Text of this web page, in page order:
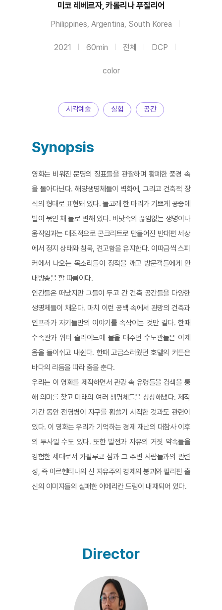
미코 레베르자, 카롤리나 푸질리어
Philippines, Argentina, South Korea
2021 60min 전체 DCP
color
시각예술 실험 공간
Synopsis
영화는 비워진 문명의 징표들을 관찰하며 황폐한 풍경 속
을 돌아다닌다. 해양생명체들이 벽화에, 그리고 건축적 장
식의 형태로 표현돼 있다. 돌고래 한 마리가 기쁘게 공중에
발이 묶인 채 돌로 변해 있다. 바닷속의 끊임없는 생명이나
움직임과는 대조적으로 콘크리트로 만들어진 반대편 세상
에서 정지 상태와 침묵, 견고함을 유지한다. 이따금씩 스피
커에서 나오는 목소리들이 정적을 깨고 방문객들에게 안
내방송을 할 따름이다.
인간들은 떠났지만 그들이 두고 간 건축 공간들을 다양한
생명체들이 채운다. 마치 이런 공백 속에서 관광의 건축과
인프라가 자기들만의 이야기를 속삭이는 것만 같다. 한때
수족관과 워터 슬라이드에 물을 대주던 수도관들은 이제
음을 들이쉬고 내쉰다. 한때 고급스러웠던 호텔의 커튼은
바다의 리듬을 따라 춤을 춘다.​
우리는 이 영화를 제작하면서 관광 속 유령들을 검색을 통
해 의미를 찾고 미래의 여러 생명체들을 상상해냈다. 제작
기간 동안 전염병이 지구를 휩쓸기 시작한 것과도 관련이
있다. 이 영화는 우리가 기억하는 경제 재난의 대참사 이후
의 투사일 수도 있다. 또한 발전과 자유의 거짓 약속들을
경험한 세대로서 카팔루코 섬과 그 주변 사람들과의 관련
성, 즉 아르헨티나의 신 자유주의 경제의 붕괴와 필리핀 출
신의 이미지들의 실패한 아메리칸 드림이 내재되어 있다.
Director